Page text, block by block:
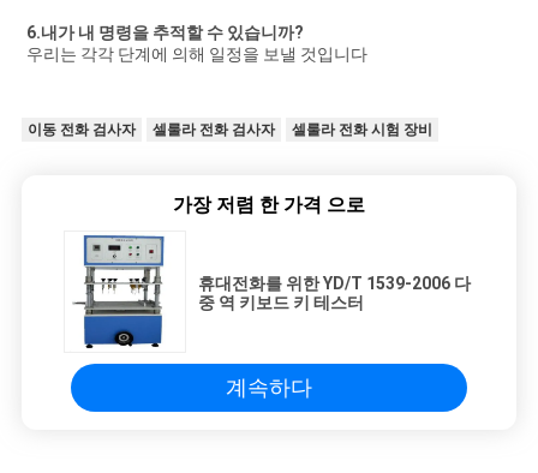
6.내가 내 명령을 추적할 수 있습니까?
우리는 각각 단계에 의해 일정을 보낼 것입니다
이동 전화 검사자 셀룰라 전화 검사자 셀룰라 전화 시험 장비
가장 저렴 한 가격 으로
휴대전화를 위한 YD/T 1539-2006 다
중 역 키보드 키 테스터
계속하다